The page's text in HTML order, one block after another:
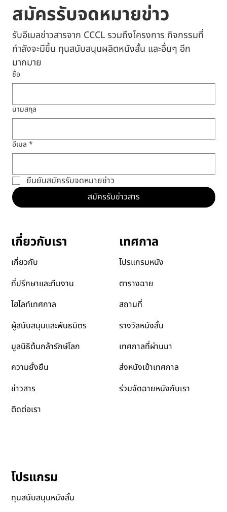
สมัครรับจดหมายข่าว
รับอีเมลข่าวสารจาก CCCL รวมถึงโครงการ กิจกรรมที่
กำลังจะมีขึ้น ทุนสนับสนุนผลิตหนังสั้น และอื่นๆ อีก
มากมาย
ชื่อ
นามสกุล
อีเมล *
ยืนยันสมัครรับจดหมายข่าว
สมัครรับข่าวสาร
เกี่ยวกับเรา
เกี่ยวกับ
ที่ปรึกษาและทีมงาน
ไฮไลท์เทศกาล
ผู้สนับสนุนและพันธมิตร
มูลนิธิต้นกล้ารักษ์โลก
ความยั่งยืน
ข่าวสาร
ติดต่อเรา
เทศกาล
โปรแกรมหนัง
ตารางฉาย
สถานที่
รางวัลหนังสั้น
เทศกาลที่ผ่านมา
ส่งหนังเข้าเทศกาล
ร่วมจัดฉายหนังกับเรา
โปรแกรม
ทุนสนับสนุนหนังสั้น